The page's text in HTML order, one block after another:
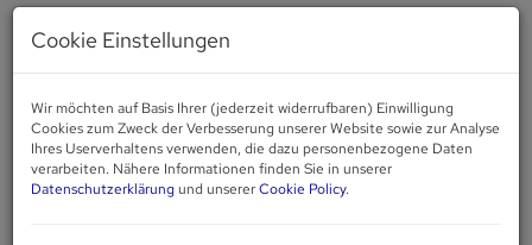
Cookie Einstellungen
Wir möchten auf Basis Ihrer (jederzeit widerrufbaren) Einwilligung
Cookies zum Zweck der Verbesserung unserer Website sowie zur Analyse
Ihres Userverhaltens verwenden, die dazu personenbezogene Daten
verarbeiten. Nähere Informationen finden Sie in unserer
Datenschutzerklärung und unsererCookie Policy.